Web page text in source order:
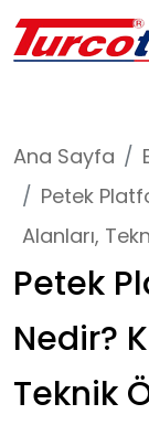
Ana Sayfa
Petek
Alanları,
Petek
Nedir?
Teknik